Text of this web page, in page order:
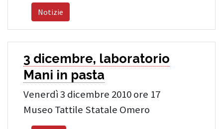
Notizie
3 dicembre, laboratorio
Mani in pasta
Venerdì 3 dicembre 2010 ore 17
Museo Tattile Statale Omero